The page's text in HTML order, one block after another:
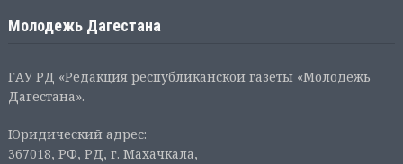
Молодежь Дагестана
ГАУ РД «Редакция республиканской газеты «Молодежь
Дагестана».
Юридический адрес:
367018, РФ, РД, г. Махачкала,